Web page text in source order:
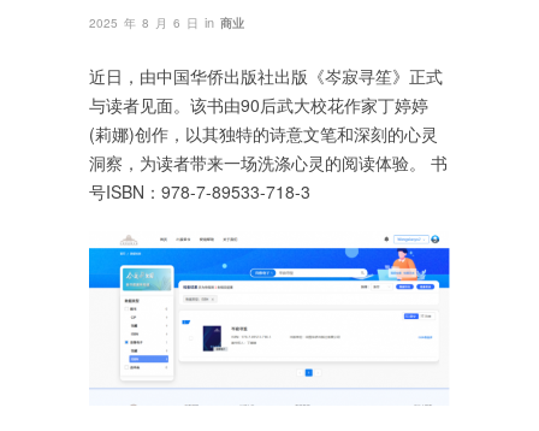
2025 年 8 月 6 日 in 商业
近日，由中国华侨出版社出版《岑寂寻笙》正式
与读者见面。该书由90后武大校花作家丁婷婷
(莉娜)创作，以其独特的诗意文笔和深刻的心灵
洞察，为读者带来一场洗涤心灵的阅读体验。 书
号ISBN：978-7-89533-718-3